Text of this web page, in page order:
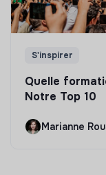
S'inspirer
Quelle
Notre Top 10
Marianne